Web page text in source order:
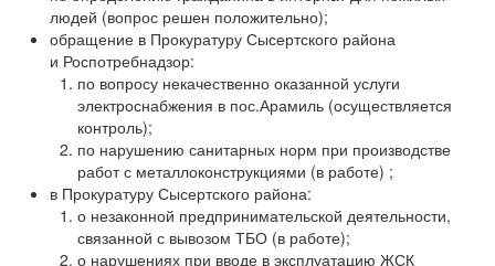
людей (вопрос решен положительно);
обращение в Прокуратуру Сысертского района
и Роспотребнадзор:
по вопросу некачественно оказанной услуги
электроснабжения в пос.Арамиль (осуществляется
контроль);
по нарушению санитарных норм при производстве
работ с металлоконструкциями (в работе) ;
в Прокуратуру Сысертского района:
о незаконной предпринимательской деятельности,
связанной с вывозом ТБО (в работе);
о нарушениях при вводе в эксплуатацию ЖСК